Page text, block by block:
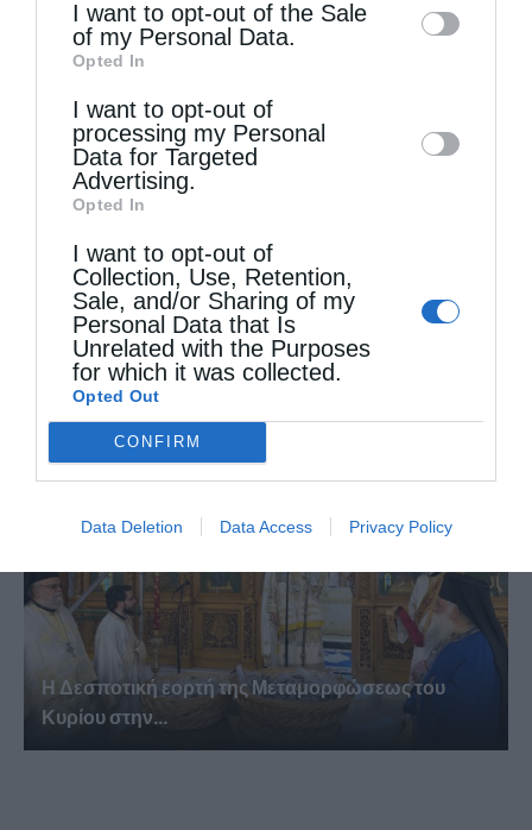
third parties on theIAB’s List of
Downstream Participants
disclose it to other third parties.
I want to opt-out of the Sale
of my Personal Data.
Opted In
I want to opt-out of
processing my Personal
Data for Targeted
Advertising.
Opted In
I want to opt-out of
Collection, Use, Retention,
Sale, and/or Sharing of my
Personal Data that Is
Unrelated with the Purposes
for which it was collected.
Opted Out
CONFIRM
Data Deletion Data Access Privacy Policy
Σωτήρος στο Αρκαλοχώρι
Ιερά Παράκληση προς την Υπεραγία Θεοτόκο
στην Πολυθέα...
Η Δεσποτική εορτή της Μεταμορφώσεως του
Κυρίου στην...